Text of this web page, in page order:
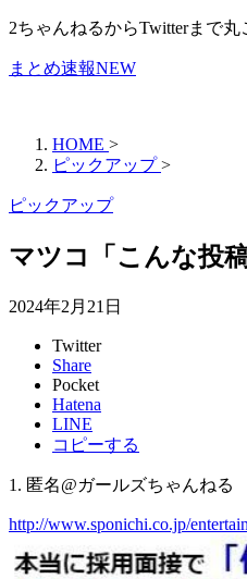
2ちゃんねるからTwitterまで丸
まとめ速報NEW
HOME >
ピックアップ >
ピックアップ
マツコ「こんな投
2024年2月21日
Twitter
Share
Pocket
Hatena
LINE
コピーする
1. 匿名@ガールズちゃんねる
http://www.sponichi.co.jp/